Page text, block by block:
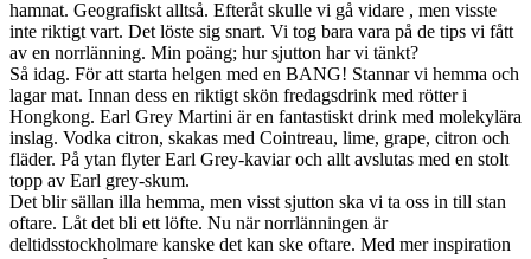
hamnat. Geografiskt alltså. Efteråt skulle vi gå vidare , men visste
inte riktigt vart. Det löste sig snart. Vi tog bara vara på de tips vi fått
av en norrlänning. Min poäng; hur sjutton har vi tänkt?
Så idag. För att starta helgen med en BANG! Stannar vi hemma och
lagar mat. Innan dess en riktigt skön fredagsdrink med rötter i
Hongkong. Earl Grey Martini är en fantastiskt drink med molekylära
inslag. Vodka citron, skakas med Cointreau, lime, grape, citron och
fläder. På ytan flyter Earl Grey-kaviar och allt avslutas med en stolt
topp av Earl grey-skum.
Det blir sällan illa hemma, men visst sjutton ska vi ta oss in till stan
oftare. Låt det bli ett löfte. Nu när norrlänningen är
deltidsstockholmare kanske det kan ske oftare. Med mer inspiration